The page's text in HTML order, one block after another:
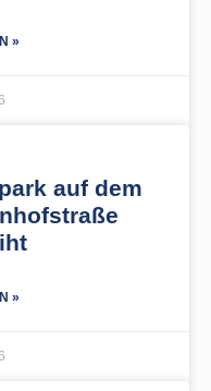
»
auf dem
»